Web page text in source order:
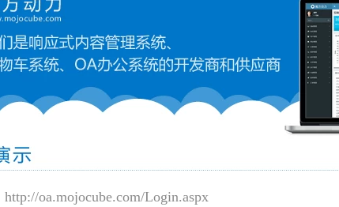
http://oa.mojocube.com/Login.aspx